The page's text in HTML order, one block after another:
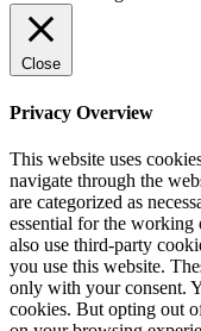
Close
Privacy Overview
This website uses
navigate through the
are categorized as
essential for the working
also use third-party
you use this website.
only with your consent.
cookies. But opting out